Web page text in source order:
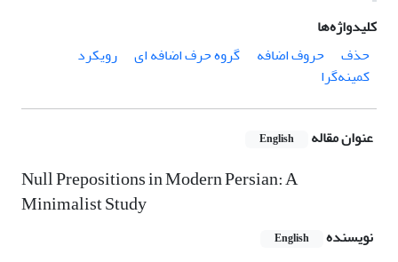
کلیدواژه‌ها
حذف
حروف اضافه گروه حرف اضافه ای
رویکرد
کمینه‌گرا
عنوان مقاله English
Null Prepositions in Modern Persian: A
Minimalist Study
نویسنده English